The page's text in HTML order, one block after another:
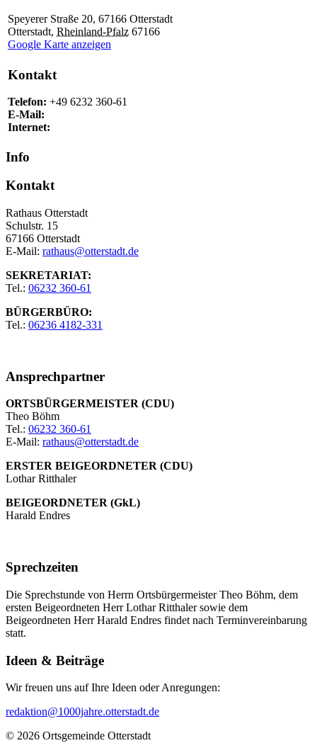
Speyerer Straße 20, 67166 Otterstadt
Otterstadt, Rheinland-Pfalz 67166
Google Karte anzeigen
Kontakt
Telefon: +49 6232 360-61
E-Mail:
Internet:
Info
Kontakt
Rathaus Otterstadt
Schulstr. 15
67166 Otterstadt
E-Mail: rathaus@otterstadt.de
SEKRETARIAT:
Tel.: 06232 360-61
BÜRGERBÜRO:
Tel.: 06236 4182-331
Ansprechpartner
ORTSBÜRGERMEISTER (CDU)
Theo Böhm
Tel.: 06232 360-61
E-Mail: rathaus@otterstadt.de
ERSTER BEIGEORDNETER (CDU)
Lothar Ritthaler
BEIGEORDNETER (GkL)
Harald Endres
Sprechzeiten
Die Sprechstunde von Herrn Ortsbürgermeister Theo Böhm, dem
ersten Beigeordneten Herr Lothar Ritthaler sowie dem
Beigeordneten Herr Harald Endres findet nach Terminvereinbarung
statt.
Ideen & Beiträge
Wir freuen uns auf Ihre Ideen oder Anregungen:
redaktion@1000jahre.otterstadt.de
© 2026 Ortsgemeinde Otterstadt